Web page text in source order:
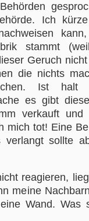
Ich
stammt
Geruch
die nichts
Ist halt
es gibt
verkauft und
mich tot! Eine
sollte
reagieren,
meine
Wand. Was